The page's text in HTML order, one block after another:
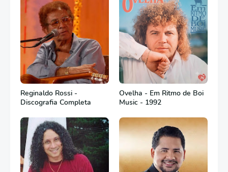
Reginaldo Rossi -
Discografia Completa
Ovelha - Em Ritmo de Boi
Music - 1992